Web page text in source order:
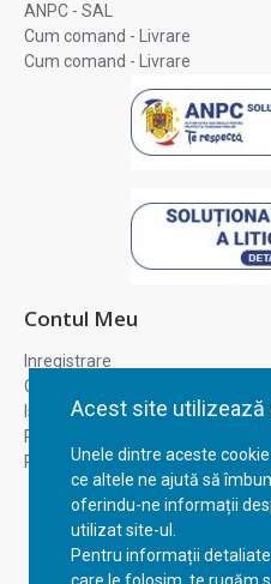
Acest site utilizează
Unele dintre aceste
ce altele ne ajută să
oferindu-ne informații
utilizat site-ul.
Pentru informații
ANPC - SAL
Cum comand - Livrare
Cum comand - Livrare
Contul Meu
Inregistrare
Contul meu
Istoric comenzi
Recuperare parola
Returnare produs